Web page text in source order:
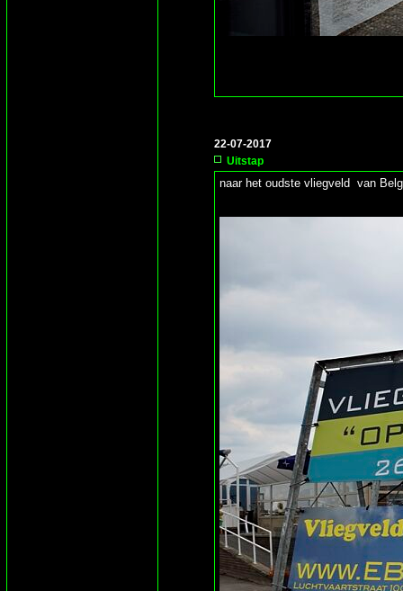
22-07-2017
Uitstap
naar het oudste vliegveld van